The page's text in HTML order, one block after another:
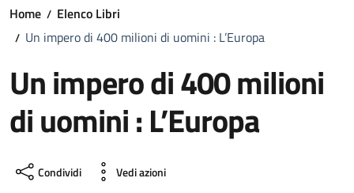
Home
Elenco Libri
Un impero di 400 milioni di uomini : L’Europa
Un impero di 400 milioni
di uomini : L’Europa
Condividi Vedi azioni